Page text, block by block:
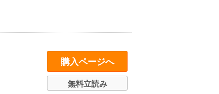
購入ページへ
無料立読み